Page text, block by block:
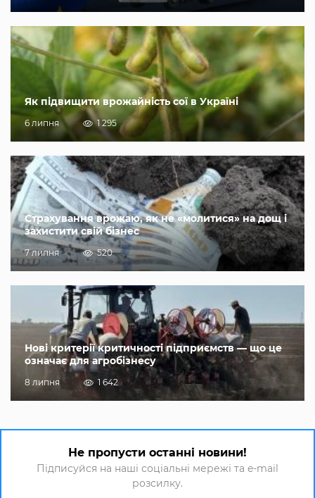
Як підвищити врожайність сої в Україні
6 липня 1 295
Страхування врожаю, як не «молитися» на дощ і
захистити свій бізнес
7 липня 520
Нові критерії критичності підприємств — що це
означає для агробізнесу
8 липня 1 642
Не пропусти останні новини!
Підписуйся на наші соціальні мережі та e-mail
розсилку.